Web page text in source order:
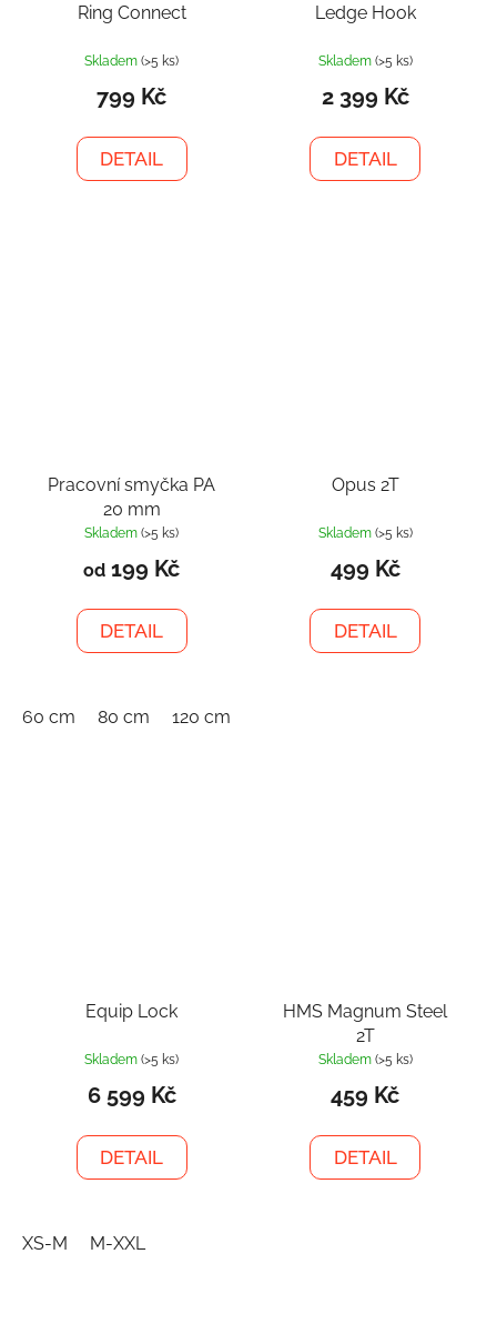
Ring Connect
Skladem(>5 ks)
799 Kč
DETAIL
Ledge Hook
Skladem (>5 ks)
2 399 Kč
DETAIL
Pracovní smyčka PA
20 mm
Skladem(>5 ks)
od 199 Kč
DETAIL
60 cm 80 cm 120 cm
Opus 2T
Skladem (>5 ks)
499 Kč
DETAIL
Equip Lock
Skladem(>5 ks)
6 599 Kč
DETAIL
XS-M M-XXL
HMS Magnum Steel
2T
Skladem (>5 ks)
459 Kč
DETAIL